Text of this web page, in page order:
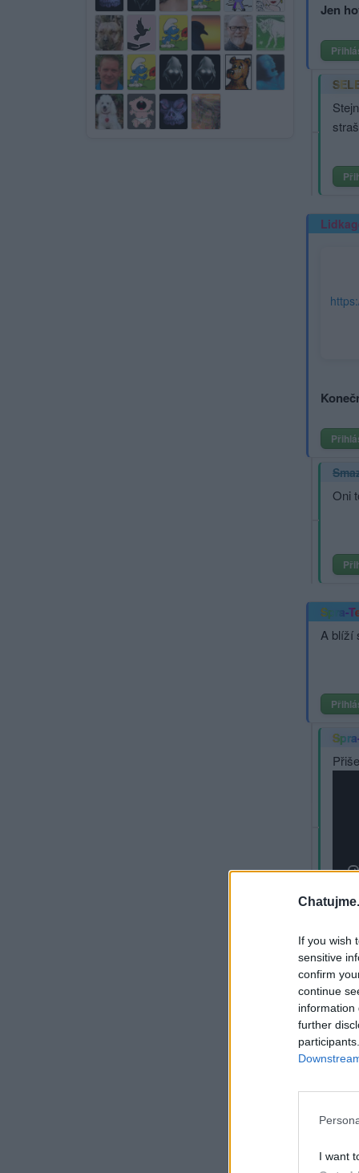
If you wish
sensitive
confirm
continue
information
further
I want
Jen
Oni
Spra-
A blíží